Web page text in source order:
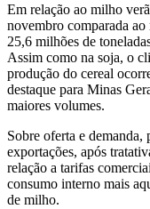
Em relação ao milho
novembro comparada
25,6 milhões de
Assim como na soja, o
produção do cereal
destaque para Minas
maiores volumes.
Sobre oferta e demanda,
exportações, após
relação a tarifas
consumo interno mais
de milho.